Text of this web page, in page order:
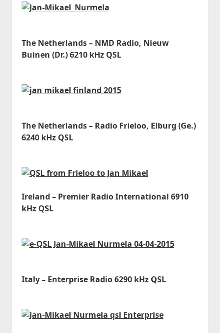
The Netherlands – NMD Radio, Nieuw
Buinen (Dr.) 6210 kHz QSL
The Netherlands – Radio Frieloo, Elburg (Ge.)
6240 kHz QSL
Ireland – Premier Radio International 6910
kHz QSL
Italy – Enterprise Radio 6290 kHz QSL